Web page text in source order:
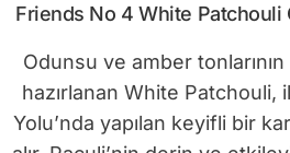
Friends No 4 White Patchouli
Odunsu ve amber
hazırlanan White Patchouli,
Yolu’nda yapılan keyifli bir